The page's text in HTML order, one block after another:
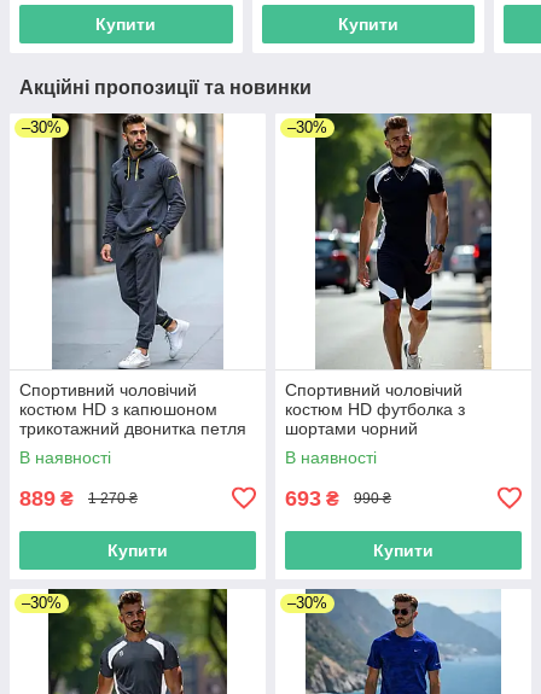
Купити Купити
Акційні пропозиції та новинки
–30%
Спортивний чоловічий
костюм HD з капюшоном
трикотажний двонитка петля
синій меланж
В наявності
889 ₴ 1 270 ₴
Купити
–30%
Спортивний чоловічий
костюм HD футболка з
шортами чорний
В наявності
693 ₴ 990 ₴
Купити
–30% –30%